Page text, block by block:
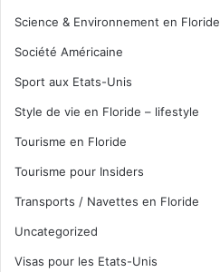
Science & Environnement en Floride
Société Américaine
Sport aux Etats-Unis
Style de vie en Floride – lifestyle
Tourisme en Floride
Tourisme pour Insiders
Transports / Navettes en Floride
Uncategorized
Visas pour les Etats-Unis